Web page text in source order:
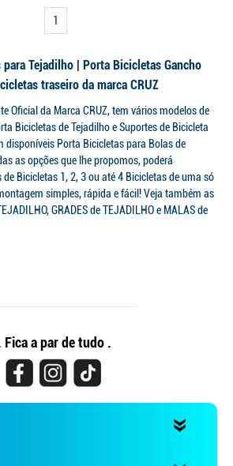
1
Tejadilho | Porta Bicicletas Gancho
traseiro da marca CRUZ
Oficial da Marca CRUZ, tem vários modelos de
Bicicletas de Tejadilho e Suportes de Bicicleta
disponíveis Porta Bicicletas para Bolas de
as opções que lhe propomos, poderá
Bicicletas 1, 2, 3 ou até 4 Bicicletas de uma só
simples, rápida e fácil! Veja também as
GRADES de TEJADILHO e MALAS de
Fica a par de tudo .